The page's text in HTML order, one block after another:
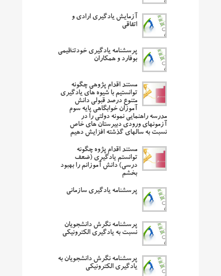
آزمایش یادگیری ارادی و
اتفاقی
پرسشنامه یادگیری خودتنظیمی
بوفارد و همکاران
مستند اقدام پژوهی چگونه
توانستیم با شیوه های یادگیری
متنوع درصد قبولی دانش
آموزان خوابگاهی پایه سوم
مدرسه راهنمایی نمونه دولتی را در
آزمونهای ورودی دبیرستان های خاص
نسبت به سالهای گذشته افزایش دهیم
مستند اقدام پژوه چگونه
توانستم یادگیری (ضعف
درسی) دانش آموزانم را بهبود
بخشم
پرسشنامه یادگیری سازمانی
پرسشنامه نگرش دانشجویان
نسبت به یادگیری الکترونیکی
پرسشنامه نگرش دانشجویان به
یادگیری الکترونیکی